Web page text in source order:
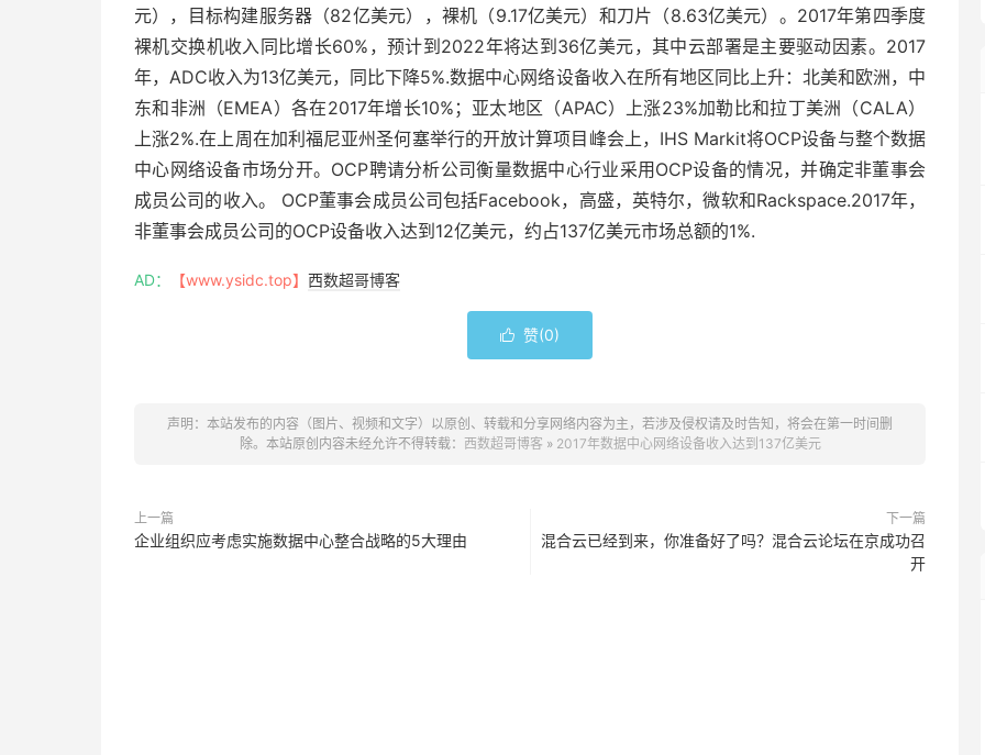
元），目标构建服务器（82亿美元），裸机（9.17亿美元）和刀片（8.63亿美元）。2017年第四季度
裸机交换机收入同比增长60%，预计到2022年将达到36亿美元，其中云部署是主要驱动因素。2017
年，ADC收入为13亿美元，同比下降5%.数据中心网络设备收入在所有地区同比上升：北美和欧洲，中
东和非洲（EMEA）各在2017年增长10%；亚太地区（APAC）上涨23%加勒比和拉丁美洲（CALA）
上涨2%.在上周在加利福尼亚州圣何塞举行的开放计算项目峰会上，IHS Markit将OCP设备与整个数据
中心网络设备市场分开。OCP聘请分析公司衡量数据中心行业采用OCP设备的情况，并确定非董事会
成员公司的收入。 OCP董事会成员公司包括Facebook，高盛，英特尔，微软和Rackspace.2017年，
非董事会成员公司的OCP设备收入达到12亿美元，约占137亿美元市场总额的1%.
AD： 【www.ysidc.top】 西数超哥博客
 赞(0)
声明：本站发布的内容（图片、视频和文字）以原创、转载和分享网络内容为主，若涉及侵权请及时告知，将会在第一时间删
除。本站原创内容未经允许不得转载： 西数超哥博客 » 2017年数据中心网络设备收入达到137亿美元
上一篇
企业组织应考虑实施数据中心整合战略的5大理由
下一篇
混合云已经到来，你准备好了吗？混合云论坛在京成功召
开